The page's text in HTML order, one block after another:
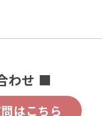
わせ ■
はこちら